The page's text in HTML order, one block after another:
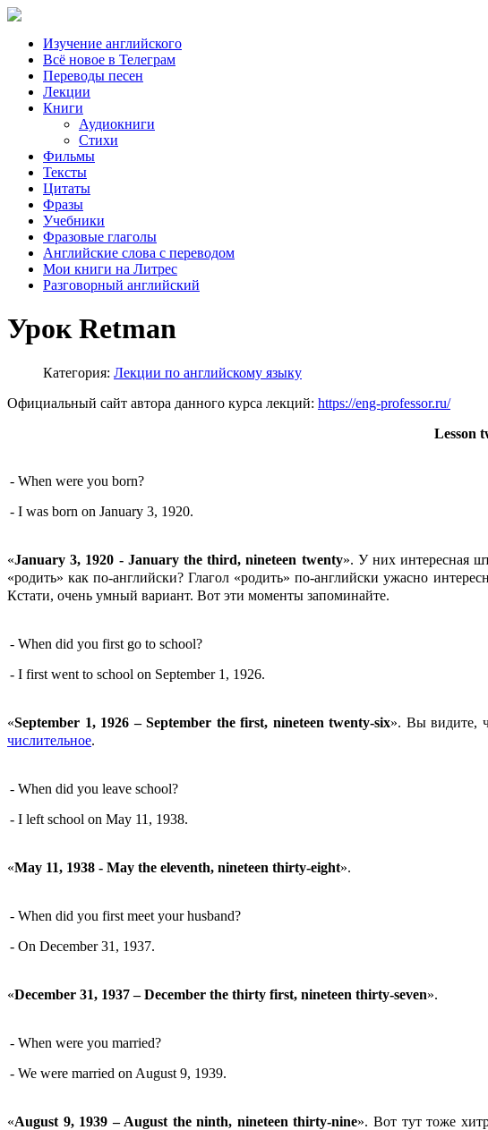
Изучение английского
Всё новое в Телеграм
Переводы песен
Лекции
Книги
Аудиокниги
Стихи
Фильмы
Тексты
Цитаты
Фразы
Учебники
Фразовые глаголы
Английские слова с переводом
Мои книги на Литрес
Разговорный английский
Урок Retman
Категория: Лекции по английскому языку
Официальный сайт автора данного курса лекций: https://eng-professor.ru/
Lesson
- When were you born?
- I was born on January 3, 1920.
«January 3, 1920 - January the third, nineteen twenty». У них интересная
«родить» как по-английски? Глагол «родить» по-английски ужасно
Кстати, очень умный вариант. Вот эти моменты запоминайте.
- When did you first go to school?
- I first went to school on September 1, 1926.
«September 1, 1926 – September the first, nineteen twenty-six». Вы видите,
числительное.
- When did you leave school?
- I left school on May 11, 1938.
«May 11, 1938 - May the eleventh, nineteen thirty-eight».
- When did you first meet your husband?
- On December 31, 1937.
«December 31, 1937 – December the thirty first, nineteen thirty-seven».
- When were you married?
- We were married on August 9, 1939.
«August 9, 1939 – August the ninth, nineteen thirty-nine». Вот тут тоже